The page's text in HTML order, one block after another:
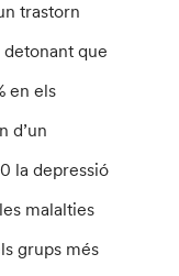
trastorn
que
en els
d’un
la depressió
malalties
grups més